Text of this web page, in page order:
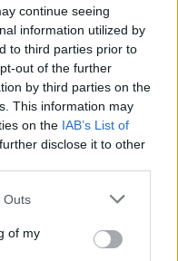
continue seeing
information utilized by
to third parties prior to
out of the further
by third parties on the
This information may
on the IAB’s List of
disclose it to other
one or more Google
You may click to
its third-party tags to
Outs
of my
Játékok Dóm
ikonikus
...